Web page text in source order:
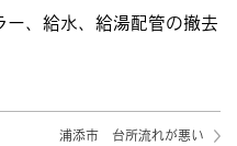
ー、給水、給湯配管の撤去
浦添市 台所流れが悪い